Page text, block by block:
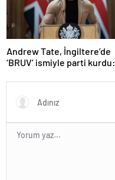
Andrew Tate, İngiltere’de
‘BRUV’ ismiyle parti kurdu:
propagandasını
yasaklayacağız’